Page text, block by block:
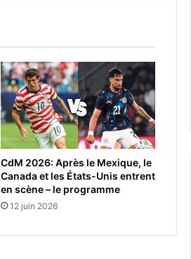
CdM 2026: Après le Mexique, le
Canada et les États-Unis entrent
en scène – le programme
12 juin 2026